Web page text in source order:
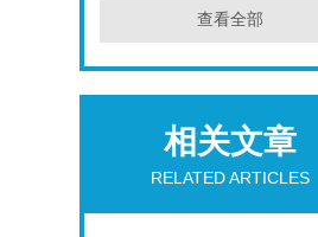
查看全部
相关文章
RELATED ARTICLES